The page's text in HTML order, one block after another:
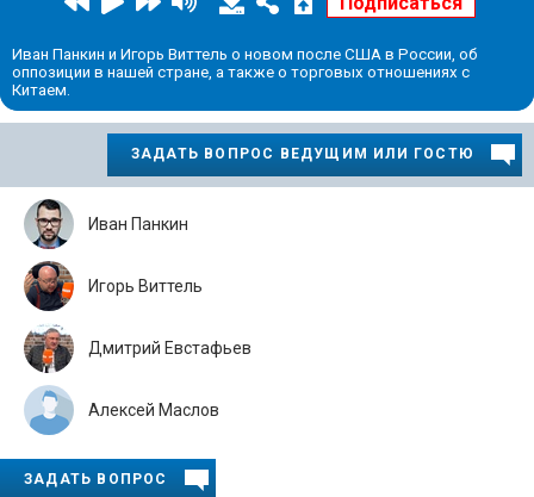
Иван Панкин и Игорь Виттель о новом после США в России, об
оппозиции в нашей стране, а также о торговых отношениях с
Китаем.
ЗАДАТЬ ВОПРОС ВЕДУЩИМ ИЛИ ГОСТЮ
Иван Панкин
Игорь Виттель
Дмитрий Евстафьев
Алексей Маслов
ЗАДАТЬ ВОПРОС